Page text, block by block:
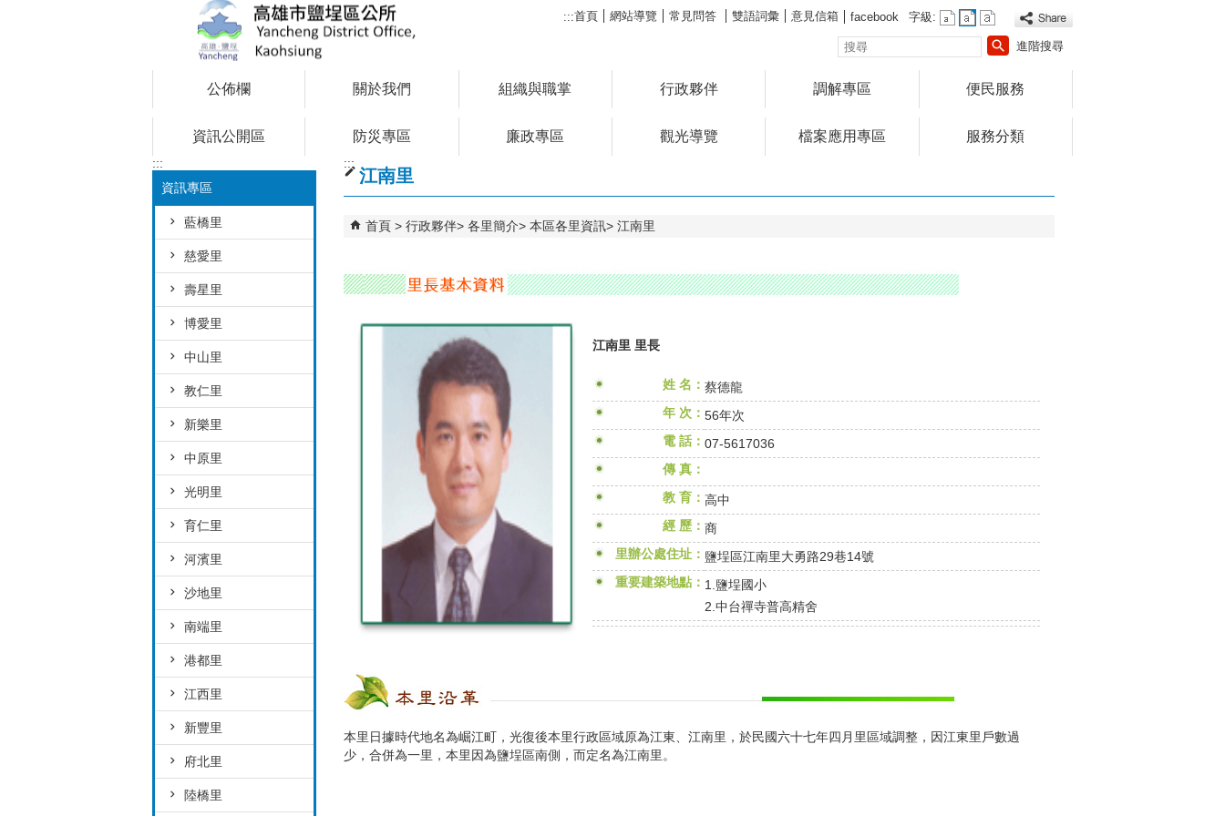
:::首頁 網站導覽 常見問答 雙語詞彙 意見信箱 facebook
字級:
搜
尋
進階搜尋
公佈欄 關於我們 組織與職掌 行政夥伴 調解專區 便民服務
資訊公開區 防災專區 廉政專區 觀光導覽 檔案應用專區 服務分類
:::
資訊專區
藍橋里
慈愛里
壽星里
博愛里
中山里
教仁里
新樂里
中原里
光明里
育仁里
河濱里
沙地里
南端里
港都里
江西里
新豐里
府北里
陸橋里
:::
江南里
首頁 行政夥伴 各里簡介 本區各里資訊 江南里
江南里 里長
姓 名： 蔡德龍
年 次： 56年次
電 話： 07-5617036
傳 真：
教 育： 高中
經 歷： 商
里辦公處住址： 鹽埕區江南里大勇路29巷14號
重要建築地點： 1.鹽埕國小
2.中台禪寺普高精舍
本里日據時代地名為崛江町，光復後本里行政區域原為江東、江南里，於民國六十七年四月里區域調整，因江東里戶數過
少，合併為一里，本里因為鹽埕區南側，而定名為江南里。